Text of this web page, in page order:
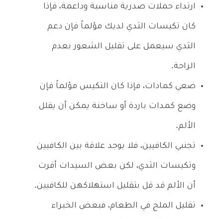
ارتداء حملات صدرية مناسبة وداعمة، فإذا
كان تكيسات الثدي لديك مؤلماً فإن دعم
الثدي سيعمل على تقليل الشعور بعدم
الراحة.
ضعي كمادات، فإذا كان التكيس مؤلماً فإن
وضع كمدات باردة أو ساخنة يمكن أن يقلل
الألم.
تجنبي الكافيين، فلا يوجد علاقة بين الكافيين
وتكيسات الثدي، لكن بعض السيدات أقرت
أن الألم قد قل بتقليل استهلاكهن للكافيين.
تقليل الملح في الطعام، فبعض الخبراء